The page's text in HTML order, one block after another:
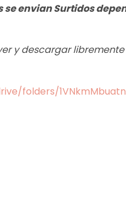
se envian Surtidos
y descargar
folders/